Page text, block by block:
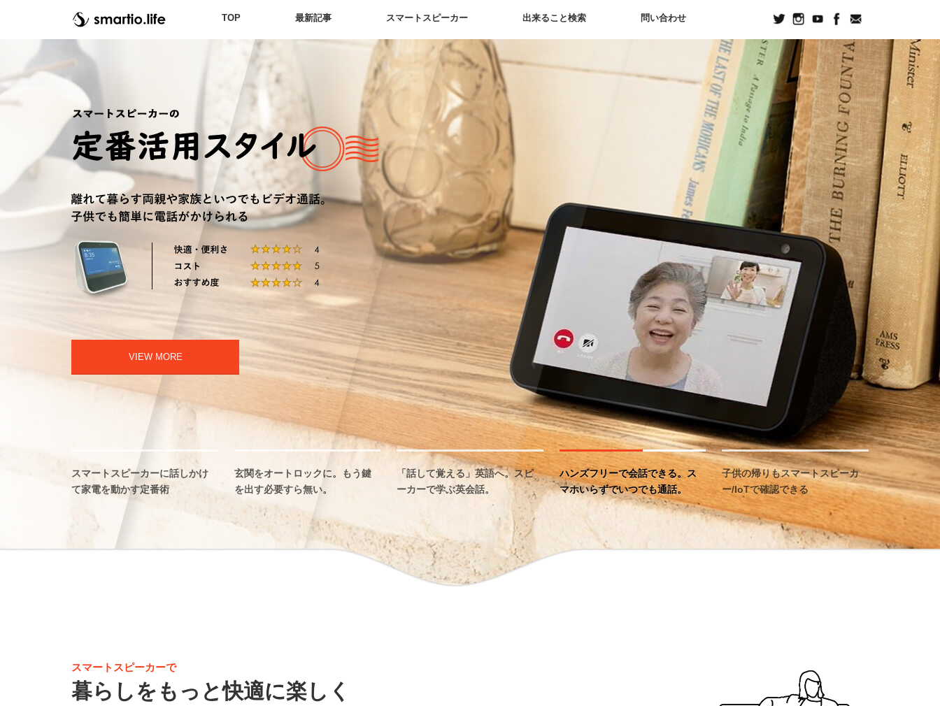
TOP 最新記事 スマートスピーカー 出来ること検索 問い合わせ
スマートスピーカーに話しかけ
て家電を動かす定番術
玄関をオートロックに。もう鍵
を出す必要すら無い。
「話して覚える」英語へ。スピ
ーカーで学ぶ英会話。
VIEW MORE
ハンズフリーで会話できる。ス
マホいらずでいつでも通話。
子供の帰りもスマートスピーカ
ー/IoTで確認できる
スマートスピーカーで
暮らしをもっと快適に楽しく